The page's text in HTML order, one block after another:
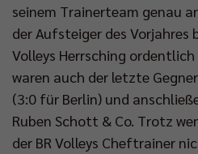
seinem Trainerteam genau
der Aufsteiger des Vorjahres
Volleys Herrsching
waren auch der letzte
(3:0 für Berlin) und
Ruben Schott & Co. Trotz
der BR Volleys Cheftrainer
Impressum|